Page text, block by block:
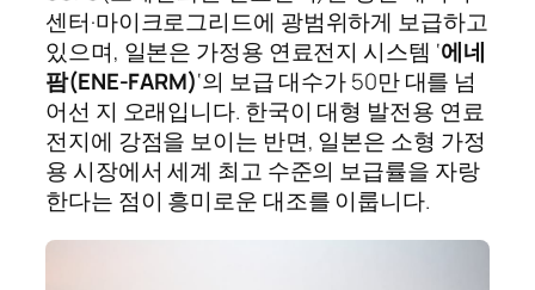
센터·마이크로그리드에 광범위하게 보급하고
있으며, 일본은 가정용 연료전지 시스템 ‘에네
팜(ENE-FARM)‘의 보급 대수가 50만 대를 넘
어선 지 오래입니다. 한국이 대형 발전용 연료
전지에 강점을 보이는 반면, 일본은 소형 가정
용 시장에서 세계 최고 수준의 보급률을 자랑
한다는 점이 흥미로운 대조를 이룹니다.